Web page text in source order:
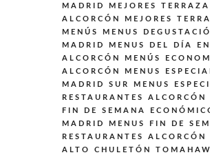
MADRID
MEJORES
ALCORCÓN
MEJORES
MENÚS
MENUS
MADRID
MENUS DEL DÍA
ALCORCÓN
MENÚS
ALCORCÓN
MENUS
MADRID SUR
MENUS
RESTAURANTES
FIN DE SEMANA
MADRID
MENUS FIN DE
RESTAURANTES ALCORCÓN
ALTO CHULETÓN